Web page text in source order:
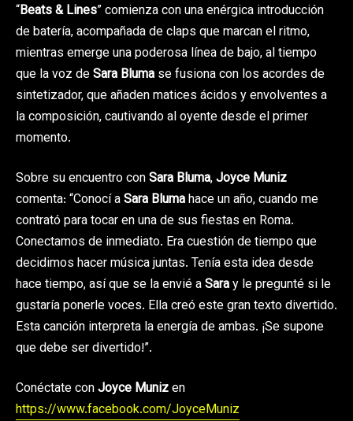
“Beats & Lines” comienza con una enérgica introducción
de batería, acompañada de claps que marcan el ritmo,
mientras emerge una poderosa línea de bajo, al tiempo
que la voz deSara Bluma se fusiona con los acordes de
sintetizador, que añaden matices ácidos y envolventes a
la composición, cautivando al oyente desde el primer
momento.
Sobre su encuentro conSara Bluma,Joyce Muniz
comenta: “Conocí aSara Blumahace un año, cuando me
contrató para tocar en una de sus fiestas en Roma.
Conectamos de inmediato. Era cuestión de tiempo que
decidimos hacer música juntas. Tenía esta idea desde
hace tiempo, así que se la envié aSaray le pregunté si le
gustaría ponerle voces. Ella creó este gran texto divertido.
Esta canción interpreta la energía de ambas. ¡Se supone
que debe ser divertido!”.
Conéctate conJoyce Munizen
https://www.facebook.com/JoyceMuniz